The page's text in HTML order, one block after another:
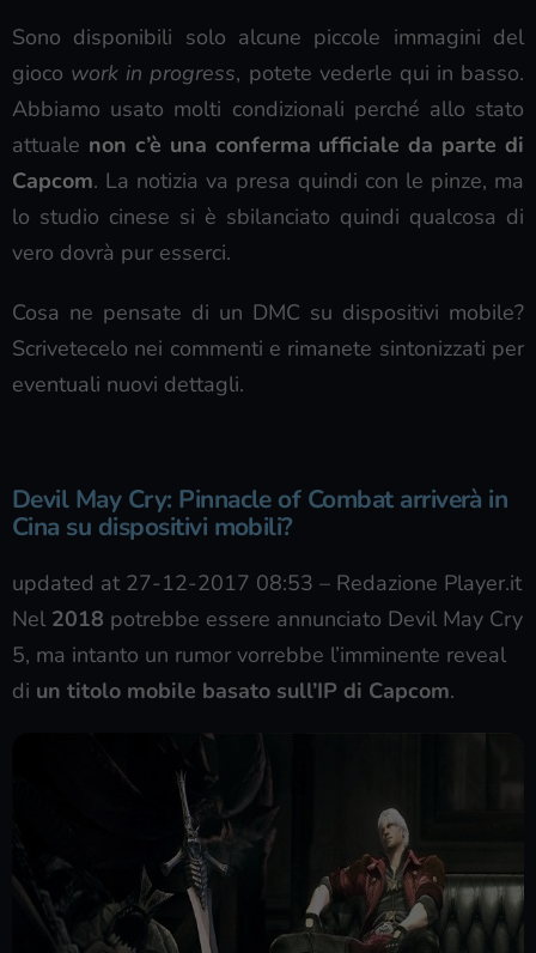
Sono disponibili solo alcune piccole immagini del
gioco work in progress, potete vederle qui in basso.
Abbiamo usato molti condizionali perché allo stato
attuale non c’è una conferma ufficiale da parte di
Capcom. La notizia va presa quindi con le pinze, ma
lo studio cinese si è sbilanciato quindi qualcosa di
vero dovrà pur esserci.
Cosa ne pensate di un DMC su dispositivi mobile?
Scrivetecelo nei commenti e rimanete sintonizzati per
eventuali nuovi dettagli.
Devil May Cry: Pinnacle of Combat arriverà in
Cina su dispositivi mobili?
updated at 27-12-2017 08:53 – Redazione Player.it
Nel 2018 potrebbe essere annunciato Devil May Cry
5, ma intanto un rumor vorrebbe l’imminente reveal
di un titolo mobile basato sull’IP di Capcom.